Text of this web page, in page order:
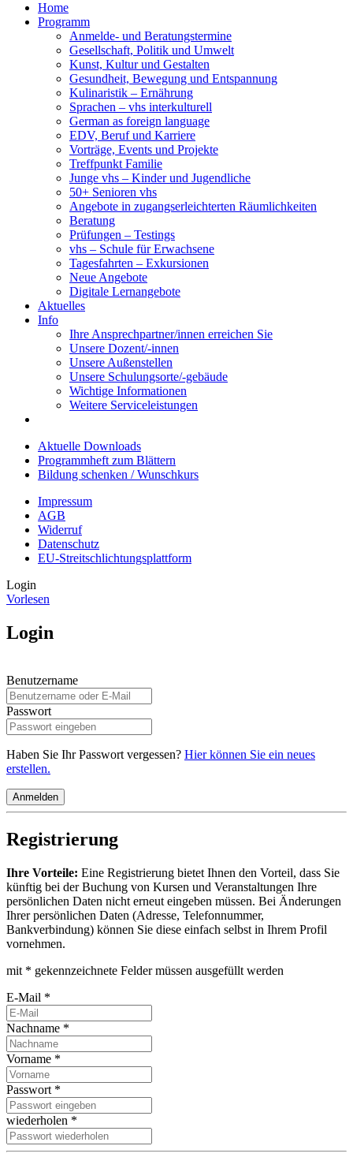
Home
Programm
Anmelde- und Beratungstermine
Gesellschaft, Politik und Umwelt
Kunst, Kultur und Gestalten
Gesundheit, Bewegung und Entspannung
Kulinaristik – Ernährung
Sprachen – vhs interkulturell
German as foreign language
EDV, Beruf und Karriere
Vorträge, Events und Projekte
Treffpunkt Familie
Junge vhs – Kinder und Jugendliche
50+ Senioren vhs
Angebote in zugangserleichterten Räumlichkeiten
Beratung
Prüfungen – Testings
vhs – Schule für Erwachsene
Tagesfahrten – Exkursionen
Neue Angebote
Digitale Lernangebote
Aktuelles
Info
Ihre Ansprechpartner/innen erreichen Sie
Unsere Dozent/-innen
Unsere Außenstellen
Unsere Schulungsorte/-gebäude
Wichtige Informationen
Weitere Serviceleistungen
Aktuelle Downloads
Programmheft zum Blättern
Bildung schenken / Wunschkurs
Impressum
AGB
Widerruf
Datenschutz
EU-Streitschlichtungsplattform
Login
Vorlesen
Login
Benutzername
Passwort
Haben Sie Ihr Passwort vergessen? Hier können Sie ein neues
erstellen.
Anmelden
Registrierung
Ihre Vorteile: Eine Registrierung bietet Ihnen den Vorteil, dass Sie
künftig bei der Buchung von Kursen und Veranstaltungen Ihre
persönlichen Daten nicht erneut eingeben müssen. Bei Änderungen
Ihrer persönlichen Daten (Adresse, Telefonnummer,
Bankverbindung) können Sie diese einfach selbst in Ihrem Profil
vornehmen.
mit * gekennzeichnete Felder müssen ausgefüllt werden
E-Mail *
Nachname *
Vorname *
Passwort *
wiederholen *